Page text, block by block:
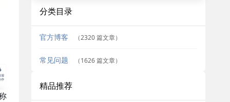
分类目录
官方博客 （2320 篇文章）
常见问题 （1626 篇文章）
精品推荐